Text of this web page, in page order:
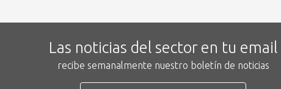
Las noticias del sector en tu email
recibe semanalmente nuestro boletín de noticias